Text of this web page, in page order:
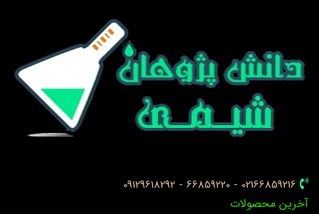
02166859216 - 66859220 - 09129618292
محصولات